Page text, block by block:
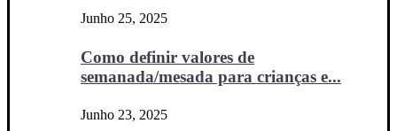
Junho 25, 2025
Como definir valores de
semanada/mesada para crianças e...
Junho 23, 2025